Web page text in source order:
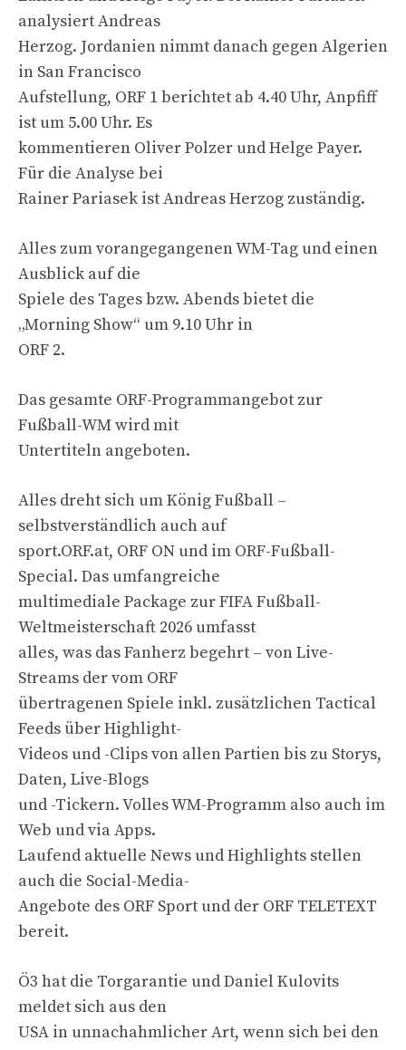
analysiert Andreas
Herzog. Jordanien nimmt danach gegen Algerien
in San Francisco
Aufstellung, ORF 1 berichtet ab 4.40 Uhr, Anpfiff
ist um 5.00 Uhr. Es
kommentieren Oliver Polzer und Helge Payer.
Für die Analyse bei
Rainer Pariasek ist Andreas Herzog zuständig.
Alles zum vorangegangenen WM-Tag und einen
Ausblick auf die
Spiele des Tages bzw. Abends bietet die
„Morning Show“ um 9.10 Uhr in
ORF 2.
Das gesamte ORF-Programmangebot zur
Fußball-WM wird mit
Untertiteln angeboten.
Alles dreht sich um König Fußball –
selbstverständlich auch auf
sport.ORF.at, ORF ON und im ORF-Fußball-
Special. Das umfangreiche
multimediale Package zur FIFA Fußball-
Weltmeisterschaft 2026 umfasst
alles, was das Fanherz begehrt – von Live-
Streams der vom ORF
übertragenen Spiele inkl. zusätzlichen Tactical
Feeds über Highlight-
Videos und -Clips von allen Partien bis zu Storys,
Daten, Live-Blogs
und -Tickern. Volles WM-Programm also auch im
Web und via Apps.
Laufend aktuelle News und Highlights stellen
auch die Social-Media-
Angebote des ORF Sport und der ORF TELETEXT
bereit.
Ö3 hat die Torgarantie und Daniel Kulovits
meldet sich aus den
USA in unnachahmlicher Art, wenn sich bei den